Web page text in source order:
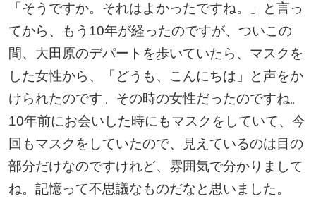
「そうですか。それはよかったですね。」と言っ
てから、もう10年が経ったのですが、ついこの
間、大田原のデパートを歩いていたら、マスクを
した女性から、「どうも、こんにちは」と声をか
けられたのです。その時の女性だったのですね。
10年前にお会いした時にもマスクをしていて、今
回もマスクをしていたので、見えているのは目の
部分だけなのですけれど、雰囲気で分かりまして
ね。記憶って不思議なものだなと思いました。